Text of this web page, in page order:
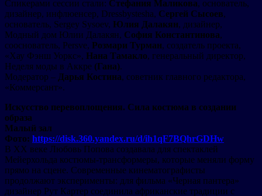
Спикерами сессии стали: Стефания Маликова, основатель,
дизайнер, инфлюенсер, Dressbystesha, Сергей Сысоев,
основатель, Sergey Sysoev, Юлия Далакян, дизайнер,
Модный дом Юлии Далакян, София Константинова,
сооснователь, Persve, Розмари Турман, создатель проекта,
«Хау Фэнш Уоркс», Нана Тамакло, генеральный директор,
Неделя моды в Аккре (Гана).
Модератор – Дарья Костина, советник главного редактора,
«Коммерсант».
Искусство перевоплощения. Сила костюма в создании
образа
Малый зал
Фото: https://disk.360.yandex.ru/d/ih1qF7BQhrGDHw
В XX веке Любовь Попова создавала для спектаклей
Мейерхольда костюмы-трансформеры, которые меняли форму
прямо на сцене. Современные кинематографисты
продолжают эксперименты: для фильма «Черная пантера»
дизайнер Рут Картер соединила африканские традиции с